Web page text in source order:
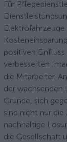
Für
positiven
verbesserten
die Mitarbeiter.
der wachsenden
Gründe, sich
sind nicht nur die
nachhaltige
die Gesellschaft